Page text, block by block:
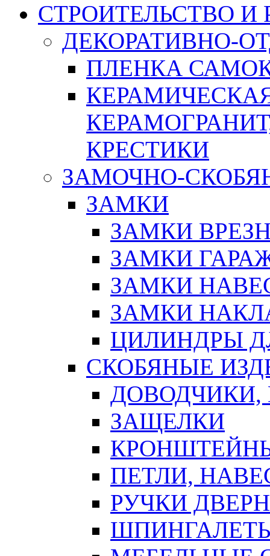
СТРОИТЕЛЬСТВО И
ДЕКОРАТИВНО-
ПЛЕНКА
КРЕСТИКИ
ЗАМОЧНО-
ЗАМКИ
ЗАМКИ
ЗАМКИ
ЗАМКИ
ЗАМКИ
ЦИЛИНДРЫ
СКОБЯНЫЕ
ЗАЩЕЛКИ
ПЕТЛИ,
РУЧКИ